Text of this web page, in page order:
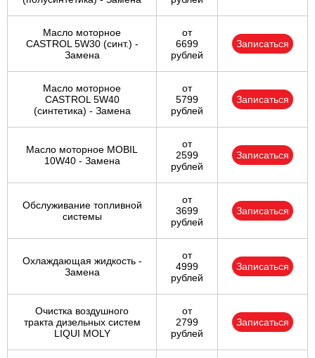
Масло моторное
CASTROL 5W30 (синт.) -
Замена
от
6699
рублей
Записаться
Масло моторное
CASTROL 5W40
(синтетика) - Замена
от
5799
рублей
Записаться
Масло моторное MOBIL
10W40 - Замена
от
2599
рублей
Записаться
Обслуживание топливной
системы
от
3699
рублей
Записаться
Охлаждающая жидкость -
Замена
от
4999
рублей
Записаться
Очистка воздушного
тракта дизельных систем
LIQUI MOLY
от
2799
рублей
Записаться